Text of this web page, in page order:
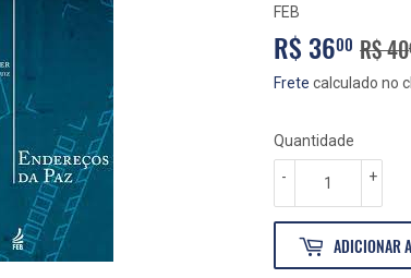
FEB
R$ 3600 R$ 40
Frete calculado no
Quantidade
+
-
ADICIONAR